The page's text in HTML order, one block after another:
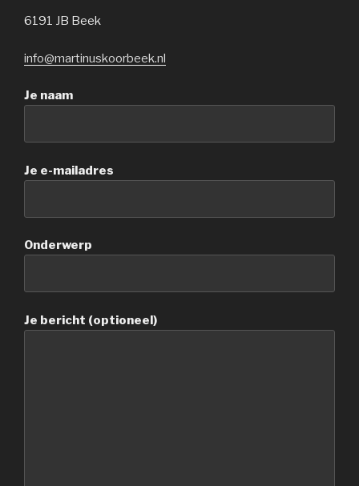
6191 JB Beek
info@martinuskoorbeek.nl
Je naam
Je e-mailadres
Onderwerp
Je bericht (optioneel)